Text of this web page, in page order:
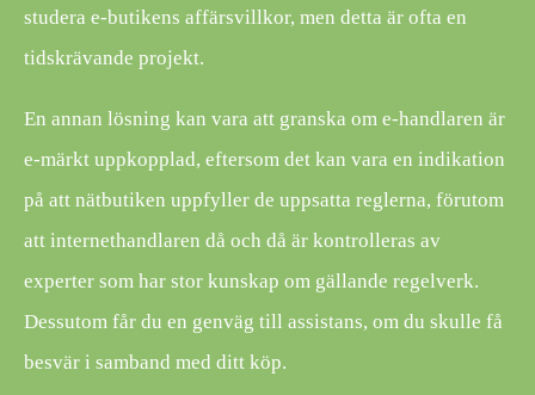
studera e-butikens affärsvillkor, men detta är ofta en
tidskrävande projekt.
En annan lösning kan vara att granska om e-handlaren är
e-märkt uppkopplad, eftersom det kan vara en indikation
på att nätbutiken uppfyller de uppsatta reglerna, förutom
att internethandlaren då och då är kontrolleras av
experter som har stor kunskap om gällande regelverk.
Dessutom får du en genväg till assistans, om du skulle få
besvär i samband med ditt köp.